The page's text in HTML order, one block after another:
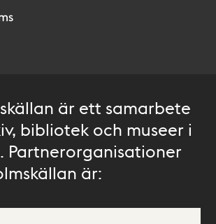
är ett samarbete
bibliotek och museer i
Partnerorganisationer
är: